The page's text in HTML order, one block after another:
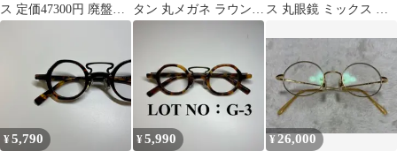
ス 定価47300円 廃盤カ
ラー 丸眼鏡
タン 丸メガネ ラウンド
ブラック 日本製
ス 丸眼鏡 ミックス オ
¥5,790 ¥5,990 ¥ 26,000